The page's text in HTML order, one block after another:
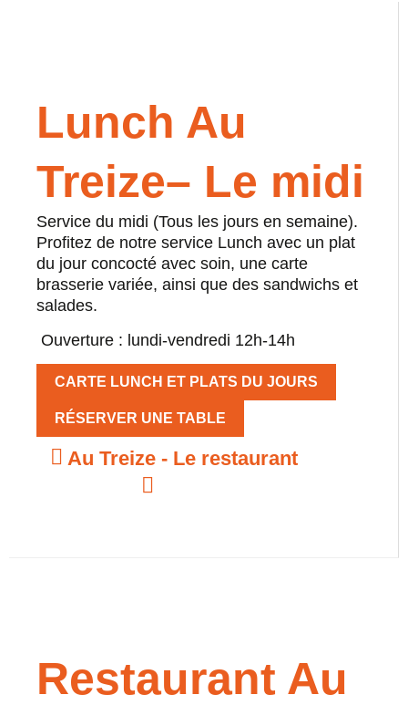
Lunch Au
Treize– Le midi
Service du midi (Tous les jours en semaine).
Profitez de notre service Lunch avec un plat
du jour concocté avec soin, une carte
brasserie variée, ainsi que des sandwichs et
salades.
Ouverture : lundi-vendredi 12h-14h
CARTE LUNCH ET PLATS DU JOURS
RÉSERVER UNE TABLE
Au Treize - Le restaurant
Restaurant Au